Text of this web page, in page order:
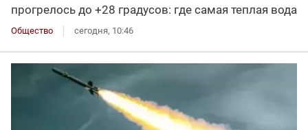
прогрелось до +28 градусов: где самая теплая вода
Общество сегодня, 10:46